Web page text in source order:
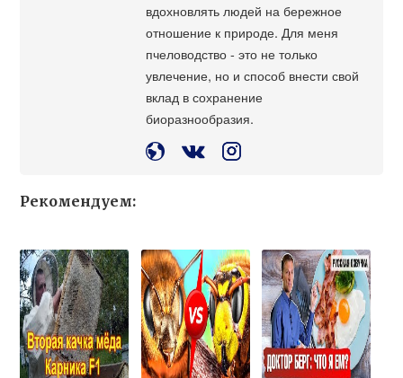
вдохновлять людей на бережное
отношение к природе. Для меня
пчеловодство - это не только
увлечение, но и способ внести свой
вклад в сохранение
биоразнообразия.
Рекомендуем: